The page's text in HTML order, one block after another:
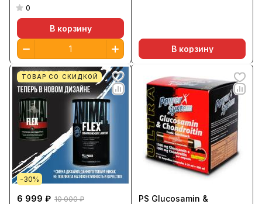
0
В корзину
В корзину
ТОВАР СО СКИДКОЙ
-30%
6 999 ₽ 10 000 ₽
PS Glucosamin &